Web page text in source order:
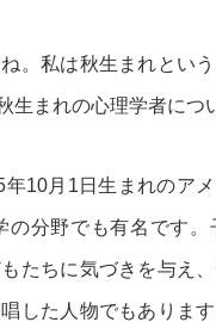
。私は秋生まれとい
まれの心理学者につ
10月1日生まれのア
分野でも有名です
たちに気づきを与え
した人物でもありま